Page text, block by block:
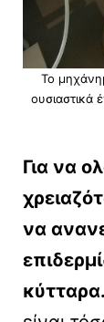
Το
ουσιαστικά
Για να
να
κύτταρα.